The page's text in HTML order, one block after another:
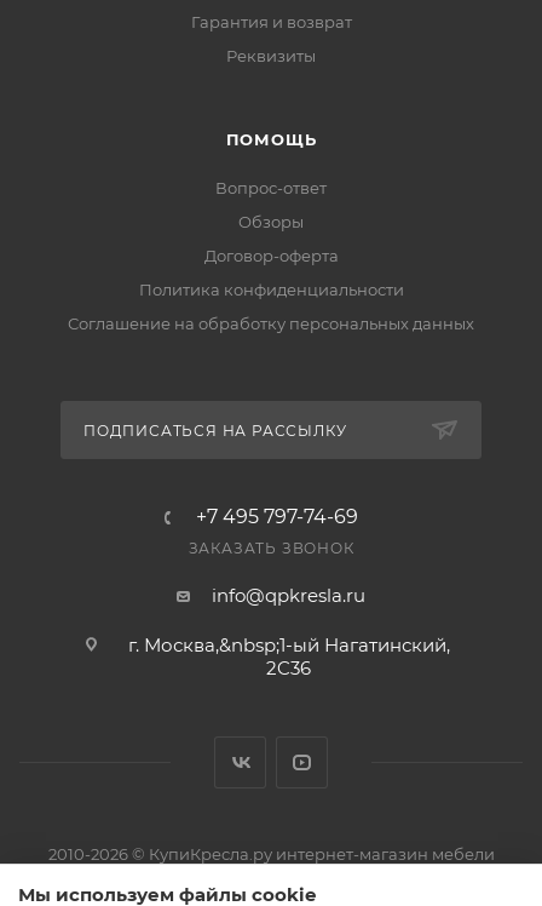
Гарантия и возврат
Реквизиты
ПОМОЩЬ
Вопрос-ответ
Обзоры
Договор-оферта
Политика конфиденциальности
Соглашение на обработку персональных данных
ПОДПИСАТЬСЯ НА РАССЫЛКУ
+7 495 797-74-69
ЗАКАЗАТЬ ЗВОНОК
info@qpkresla.ru
г. Москва,&nbsp;1-ый Нагатинский,
2C36
2010-2026 © КупиКресла.ру интернет-магазин мебели
ИП Пирожков Кирилл Сергеевич · ОГРНИП 313774626800150 ·
Мы используем файлы cookie